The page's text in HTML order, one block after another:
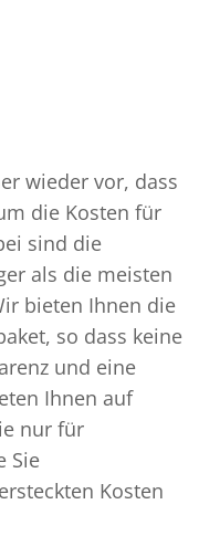
wieder vor, dass
die Kosten für
sind die
als die meisten
bieten Ihnen die
so dass keine
und eine
Ihnen auf
nur für
Sie
Kosten